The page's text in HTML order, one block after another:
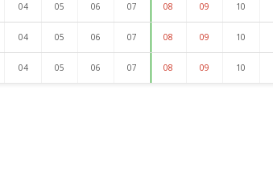
04 05 06 07 08 09 10
04 05 06 07 08 09 10
04 05 06 07 08 09 10